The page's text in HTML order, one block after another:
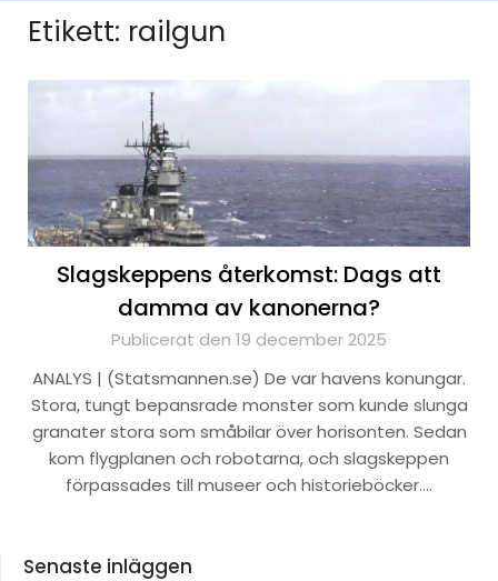
Etikett: railgun
Slagskeppens återkomst: Dags att
damma av kanonerna?
Publicerat den 19 december 2025
ANALYS | (Statsmannen.se) De var havens konungar.
Stora, tungt bepansrade monster som kunde slunga
granater stora som småbilar över horisonten. Sedan
kom flygplanen och robotarna, och slagskeppen
förpassades till museer och historieböcker….
Senaste inläggen